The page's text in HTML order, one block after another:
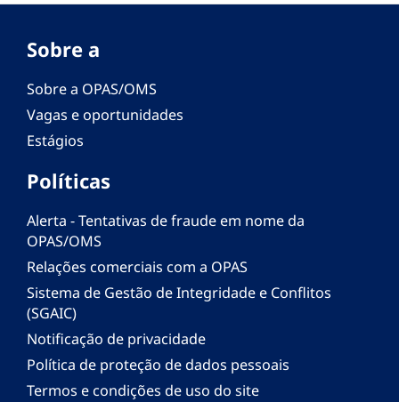
Sobre a
Sobre a OPAS/OMS
Vagas e oportunidades
Estágios
Políticas
Alerta - Tentativas de fraude em nome da
OPAS/OMS
Relações comerciais com a OPAS
Sistema de Gestão de Integridade e Conflitos
(SGAIC)
Notificação de privacidade
Política de proteção de dados pessoais
Termos e condições de uso do site